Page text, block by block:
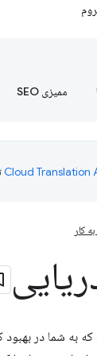
ممیزی SEO
کار
که به شما در